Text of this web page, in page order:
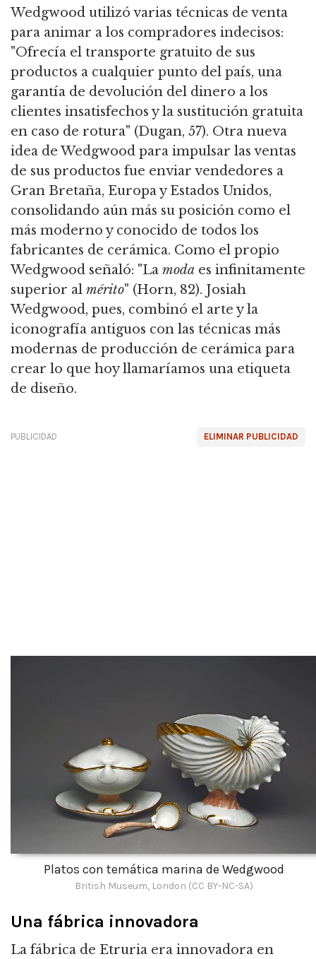
Wedgwood utilizó varias técnicas de venta
para animar a los compradores indecisos:
"Ofrecía el transporte gratuito de sus
productos a cualquier punto del país, una
garantía de devolución del dinero a los
clientes insatisfechos y la sustitución gratuita
en caso de rotura" (Dugan, 57). Otra nueva
idea de Wedgwood para impulsar las ventas
de sus productos fue enviar vendedores a
Gran Bretaña, Europa y Estados Unidos,
consolidando aún más su posición como el
más moderno y conocido de todos los
fabricantes de cerámica. Como el propio
Wedgwood señaló: "La moda es infinitamente
superior al mérito" (Horn, 82). Josiah
Wedgwood, pues, combinó el arte y la
iconografía antiguos con las técnicas más
modernas de producción de cerámica para
crear lo que hoy llamaríamos una etiqueta
de diseño.
ELIMINAR PUBLICIDAD
PUBLICIDAD
Platos con temática marina de Wedgwood
British Museum, London (CC BY-NC-SA)
Una fábrica innovadora
La fábrica de Etruria era innovadora en